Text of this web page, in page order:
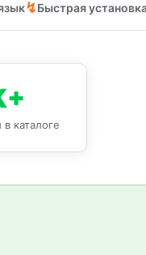
Быстрая
в каталоге